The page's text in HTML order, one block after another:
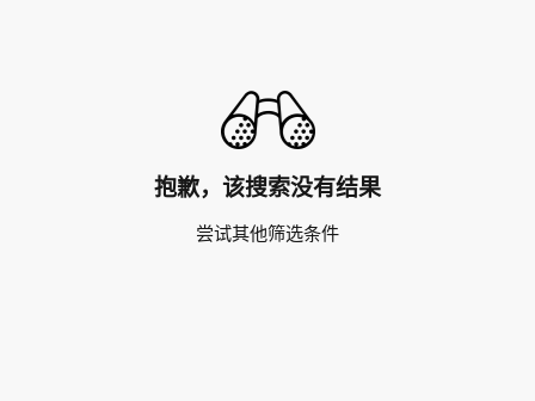
抱歉，该搜索没有结果
尝试其他筛选条件